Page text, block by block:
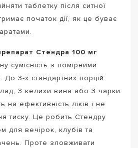
таблетку після ситної
початок дії, як це буває
Стендра 100 мг
сумісність з помірними
3-х стандартних порцій
3 келихи вина або 3 чарки
на ефективність ліків і не
тиску. Це робить Стендру
для вечірок, клубів та
Проте зловживати